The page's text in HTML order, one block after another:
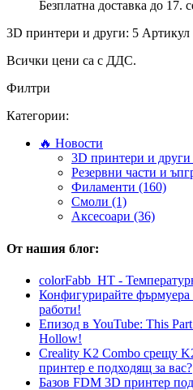
Безплатна доставка до 17.
3D принтери и други: 5 Артикул
Всички цени са с ДДС.
Филтри
Категории:
🔥 Новости
3D принтери и други
Резервни части и
Филаменти (160)
Смоли (1)
Аксесоари (36)
От нашия блог:
colorFabb_HT -
Конфигурирайте фърмуера
работи!
Епизод в YouTube: This
Hollow!
Creality K2 Combo срещу
принтер е подходящ за вас?
Базов FDM 3D принтер